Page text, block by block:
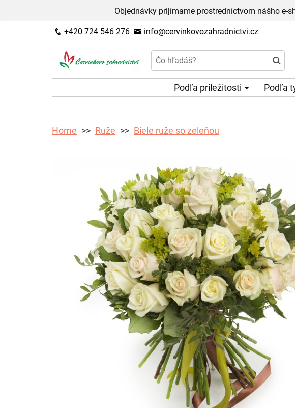
Objednávky prijímame prostredníctvom nášho e-
+420 724 546 276 info@cervinkovozahradnictvi.cz
Podľa príležitosti Podľa
Home Ruže Biele ruže so zeleňou